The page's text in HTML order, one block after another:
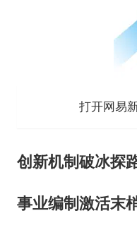
打开网易
创新机制破冰探
事业编制激活末